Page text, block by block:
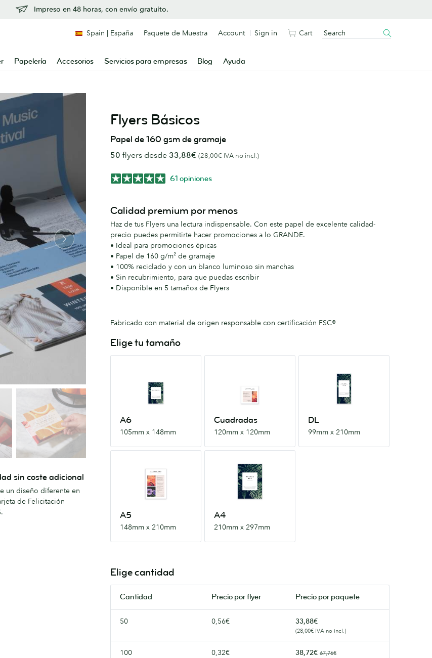
Impreso en 48 horas, con envío gratuito.
Papelería Accesorios Servicios para empresas Blog Ayuda
Spain | España Paquete de Muestra Account Sign in Cart
sin coste adicional
un diseño diferente en
de Felicitación
Flyers Básicos
Papel de 160 gsm de gramaje
50 flyers desde 33,88€ (28,00€ IVA no incl.)
61 opiniones
Calidad premium por menos
Haz de tus Flyers una lectura indispensable. Con este papel de excelente calidad-
precio puedes permitirte hacer promociones a lo GRANDE.
• Ideal para promociones épicas
• Papel de 160 g/m² de gramaje
• 100% reciclado y con un blanco luminoso sin manchas
• Sin recubrimiento, para que puedas escribir
• Disponible en 5 tamaños de Flyers
Fabricado con material de origen responsable con certificación FSC®
Elige tu tamaño
A6
105mm x 148mm
Cuadradas
120mm x 120mm
DL
99mm x 210mm
A5
148mm x 210mm
A4
210mm x 297mm
Elige cantidad
Cantidad Precio porflyer Precio por paquete
50 0,56€ 33,88€
(28,00€ IVA no incl.)
100 0,32€ 38,72€ 67,76€